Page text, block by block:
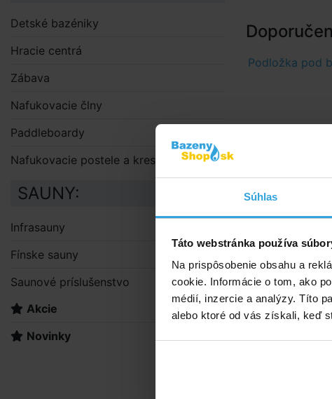
Súhlas
Táto webstránka používa
Na prispôsobenie obsahu a
cookie. Informácie o tom, ako
médií, inzercie a analýzy. Títo
alebo ktoré od vás získali, keď
Podložka pod
v
Detské bazéniky
Hracie centrá
Zábava
Nafukovacie člny
Paddleboardy
Nafukovacie postele a kreslá
SAUNY:
Infrasauny
Fínske sauny
Saunové príslušenstvo
Akcie
Novinky